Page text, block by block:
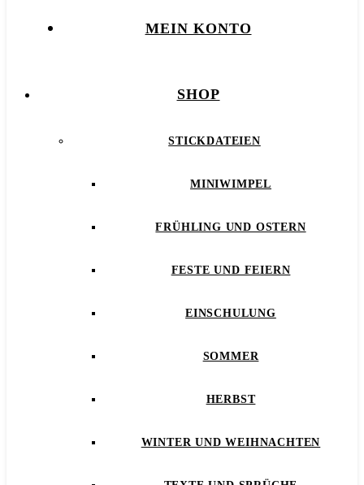
MEIN KONTO
SHOP
STICKDATEIEN
MINIWIMPEL
FRÜHLING UND OSTERN
FESTE UND FEIERN
EINSCHULUNG
SOMMER
HERBST
WINTER UND WEIHNACHTEN